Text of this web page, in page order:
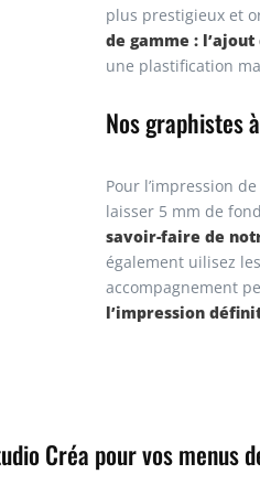
plus prestigieux et
de gamme :
une plastification
Nos graphistes
Pour l’impression
laisser 5 mm de
savoir-faire de
également uilisez
accompagnement
l’impression
Créa pour vos menus